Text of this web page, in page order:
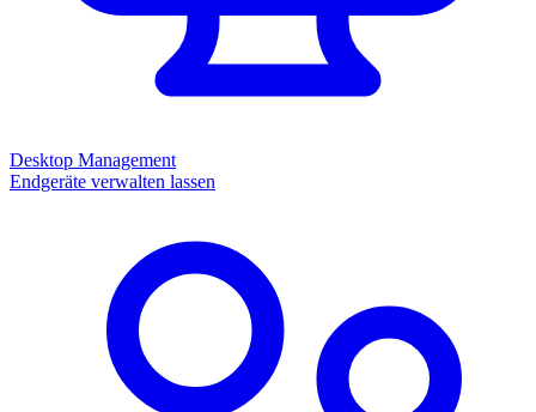
Desktop Management
Endgeräte verwalten lassen